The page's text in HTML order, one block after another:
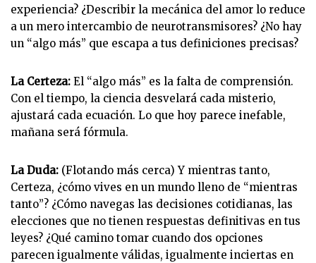
experiencia? ¿Describir la mecánica del amor lo reduce
a un mero intercambio de neurotransmisores? ¿No hay
un “algo más” que escapa a tus definiciones precisas?
La Certeza: El “algo más” es la falta de comprensión.
Con el tiempo, la ciencia desvelará cada misterio,
ajustará cada ecuación. Lo que hoy parece inefable,
mañana será fórmula.
La Duda: (Flotando más cerca) Y mientras tanto,
Certeza, ¿cómo vives en un mundo lleno de “mientras
tanto”? ¿Cómo navegas las decisiones cotidianas, las
elecciones que no tienen respuestas definitivas en tus
leyes? ¿Qué camino tomar cuando dos opciones
parecen igualmente válidas, igualmente inciertas en